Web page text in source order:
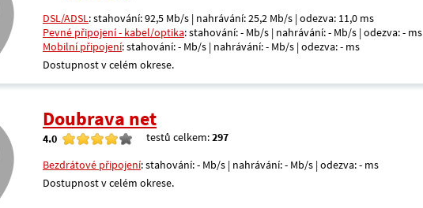
DSL/ADSL: stahování: 92,5 Mb/s | nahrávání: 25,2 Mb/s | odezva: 11,0 ms
Pevné připojení - kabel/optika: stahování: - Mb/s | nahrávání: - Mb/s | odezva: - ms
Mobilní připojení: stahování: - Mb/s | nahrávání: - Mb/s | odezva: - ms
Dostupnost v celém okrese.
Doubrava net
4.0 testů celkem:297
Bezdrátové připojení: stahování: - Mb/s | nahrávání: - Mb/s | odezva: - ms
Dostupnost v celém okrese.